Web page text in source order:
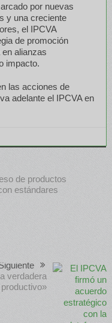
por nuevas
y una creciente
el IPCVA
de promoción
alianzas
impacto.
las acciones de
adelante el IPCVA en
de productos
estándares
verdadera